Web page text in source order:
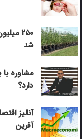
۲۵۰
شد
مشاوره
دارد؟
آنالیز
آفرین